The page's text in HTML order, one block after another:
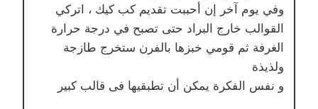
وفي يوم آخر إن أحببت تقديم كب كيك ، اتركي
القوالب خارج البراد حتى تصبح في درجة حرارة
الغرفة ثم قومي خبزها بالفرن ستخرج طازجة
ولذيذة
و نفس الفكرة يمكن أن تطبقيها فى قالب كبير